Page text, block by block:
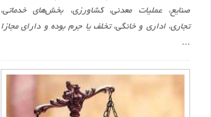
صنایع، عملیات معدنی، کشاورزی، بخش‌های خدماتی،
تجاری، اداری و خانگی، تخلف یا جرم بوده و دارای مجازا
...